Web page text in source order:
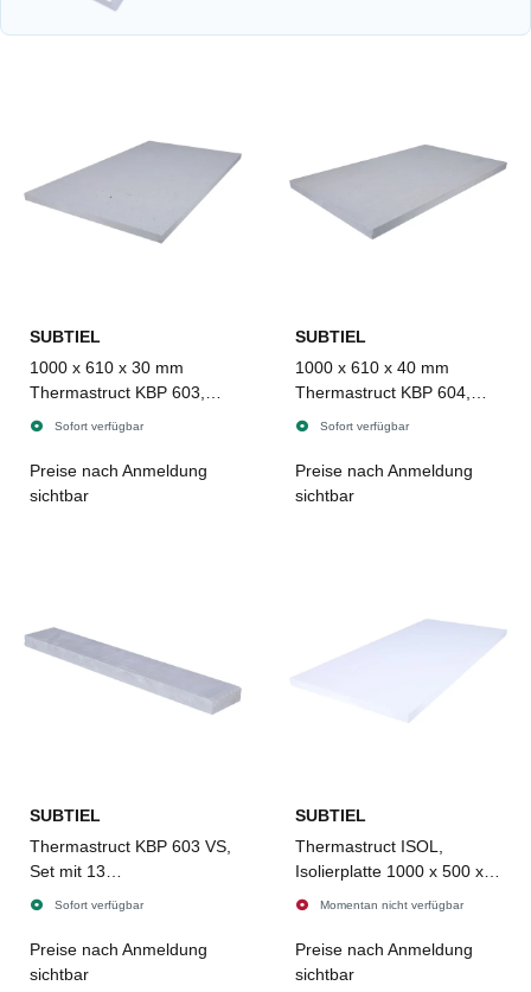
SUBTIEL
1000 x 610 x 30 mm
Thermastruct KBP 603,
Kaminbauplatte
Sofort verfügbar
Preise nach Anmeldung
sichtbar
SUBTIEL
1000 x 610 x 40 mm
Thermastruct KBP 604,
Kaminbauplatte
Sofort verfügbar
Preise nach Anmeldung
sichtbar
SUBTIEL
Thermastruct KBP 603 VS,
Set mit 13
Verstärkungsstreifen 580 x
Sofort verfügbar
Preise nach Anmeldung
sichtbar
SUBTIEL
Thermastruct ISOL,
Isolierplatte 1000 x 500 x
30 mmMomentan nicht verfügbar
Preise nach Anmeldung
sichtbar